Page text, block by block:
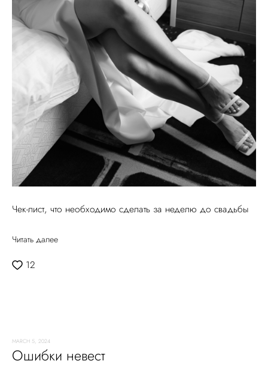
Чек-лист, что необходимо сделать за неделю до свадьбы
Читать далее
12
MARCH 5, 2024
Ошибки невест